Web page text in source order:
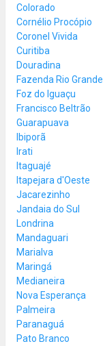
Colorado
Cornélio Procópio
Coronel Vivida
Curitiba
Douradina
Fazenda Rio Grande
Foz do Iguaçu
Francisco Beltrão
Guarapuava
Ibiporã
Irati
Itaguajé
Itapejara d'Oeste
Jacarezinho
Jandaia do Sul
Londrina
Mandaguari
Marialva
Maringá
Medianeira
Nova Esperança
Palmeira
Paranaguá
Pato Branco